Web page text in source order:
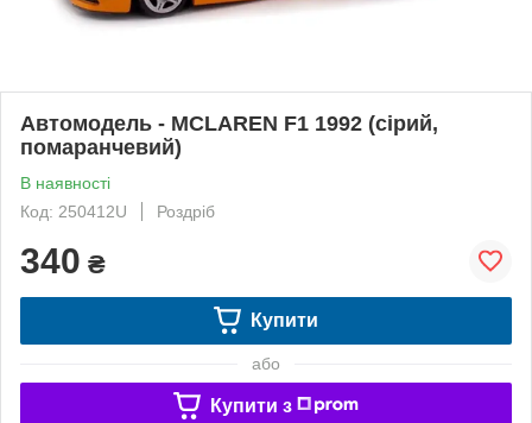
Автомодель - MCLAREN F1 1992 (сірий,
помаранчевий)
В наявності
Код: 250412U
Роздріб
340 ₴
Купити
або
Купити з